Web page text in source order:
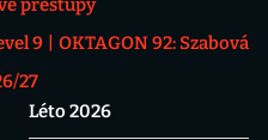
přestupy
9
OKTAGON 92: Szabová
27
Léto 2026